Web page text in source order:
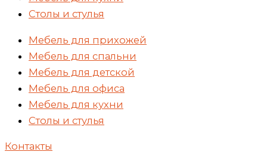
Столы и стулья
Мебель для прихожей
Мебель для спальни
Мебель для детской
Мебель для офиса
Мебель для кухни
Столы и стулья
Контакты